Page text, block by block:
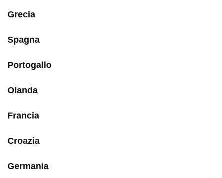
Grecia
Spagna
Portogallo
Olanda
Francia
Croazia
Germania